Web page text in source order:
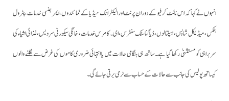
انہوں نے کہا کہ اس نائٹ کرفیو کے دوران پرنٹ اورالیکٹرانک میڈیا کے نمائندوں، ایمرجنسی خدمات،پٹرول
بنکس، میڈیکل شاپس،ہسپتالوں، ڈیاگناسٹک سنٹرس،ای۔ کامرس خدمات، خانگی سیکورٹی سرویس،غذائی اشیاء کی
سربراہی کو مستثنیٰ رکھا گیا ہے۔ساتھ ہی ہنگامی حالات میں یا انتہائی ضروری کاموں کی غرض سے نکلنے والوں
کیساتھ پولیس کی جانب سے حالات کے حساب سے نرمی برتی جائے گی۔